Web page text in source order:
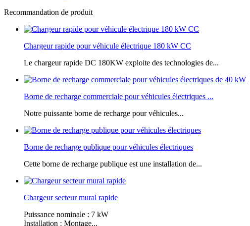
Recommandation de produit
Chargeur rapide pour véhicule électrique 180 kW CC
Le chargeur rapide DC 180KW exploite des technologies de...
Borne de recharge commerciale pour véhicules électriques ...
Notre puissante borne de recharge pour véhicules...
Borne de recharge publique pour véhicules électriques
Cette borne de recharge publique est une installation de...
Chargeur secteur mural rapide
Puissance nominale : 7 kW
Installation : Montage...